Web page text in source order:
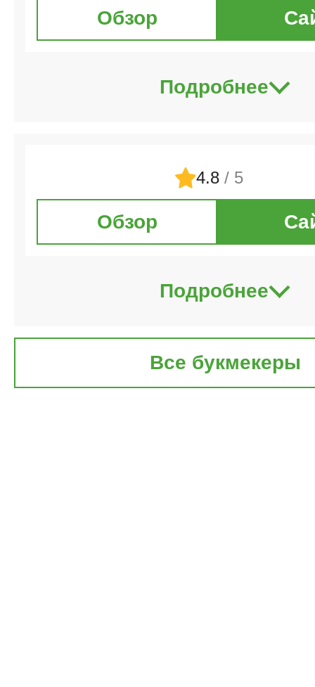
Обзор
Подробнее
4.8 / 5
Обзор
Подробнее
Все букмекеры